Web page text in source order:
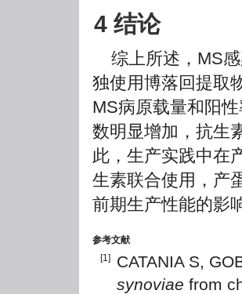
4 结论
综上所述，MS
独使用博落回提取
MS病原载量和阳
数明显增加，抗生
此，生产实践中在
生素联合使用，产
前期生产性能的影
参考文献
[1]
CATANIA S,
synoviae from